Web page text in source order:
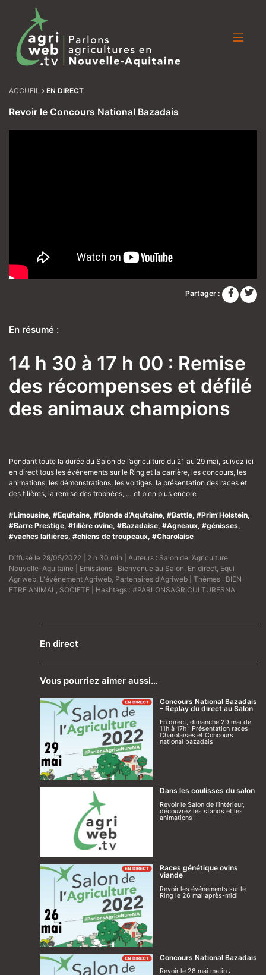
ACCUEIL EN DIRECT
Revoir le Concours National Bazadais
Partager :
En résumé :
14 h 30 à 17 h 00 : Remise
des récompenses et défilé
des animaux champions
Pendant toute la durée du Salon de l’agriculture du 21 au 29 mai, suivez ici
en direct tous les événements sur le Ring et la carrière, les concours, les
animations, les démonstrations, les voltiges, la présentation des races et
des filières, la remise des trophées, … et bien plus encore
#Limousine, #Equitaine, #Blonde d’Aquitaine, #Battle, #Prim’Holstein,
#Barre Prestige, #filière ovine, #Bazadaise, #Agneaux, #génisses,
#vaches laitières, #chiens de troupeaux, #Charolaise
Diffusé le 29/05/2022 | 2 h 30 min | Auteurs : Salon de l’Agriculture
Nouvelle-Aquitaine | Emissions : Bienvenue au Salon En direct Equi
Agriweb L'événement Agriweb Partenaires d'Agriweb | Thèmes : BIEN-
ETRE ANIMAL
SOCIETE | Hashtags : #PARLONSAGRICULTURESNA
En direct
Vous pourriez aimer aussi…
Concours National Bazadais
– Replay du direct au Salon
En direct, dimanche 29 mai de
11h à 17h : Présentation races
Charolaises et Concours
national bazadais
Dans les coulisses du salon
Revoir le Salon de l'intérieur,
découvrez les stands et les
animations
Races génétique ovins
viande
Revoir les événements sur le
Ring le 26 mai après-midi
Concours National Bazadais
Revoir le 28 mai matin :